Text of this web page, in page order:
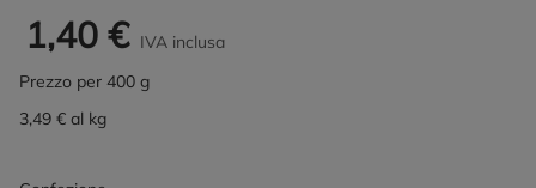
1,40 € IVA inclusa
Prezzo per 400 g
3,49 € al kg